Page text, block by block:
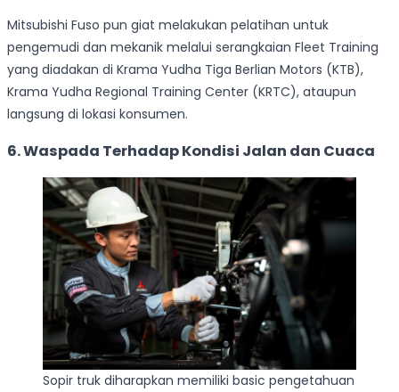
Mitsubishi Fuso pun giat melakukan pelatihan untuk
pengemudi dan mekanik melalui serangkaian Fleet Training
yang diadakan di Krama Yudha Tiga Berlian Motors (KTB),
Krama Yudha Regional Training Center (KRTC), ataupun
langsung di lokasi konsumen.
6. Waspada Terhadap Kondisi Jalan dan Cuaca
Sopir truk diharapkan memiliki basic pengetahuan